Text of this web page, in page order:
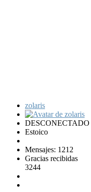
zolaris
DESCONECTADO
Estoico
Mensajes: 1212
Gracias recibidas
3244